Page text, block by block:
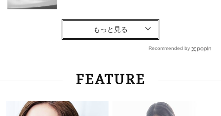
Fashion
真夏は【地金ジュエリー】さえあればOK！今い
ちばん使える、40代の本命ブランド〈3選〉
Fashion 2026.5.13
2026年はトレンドに変化が。40代の【ハイブラ
Recommended by
FEATURE